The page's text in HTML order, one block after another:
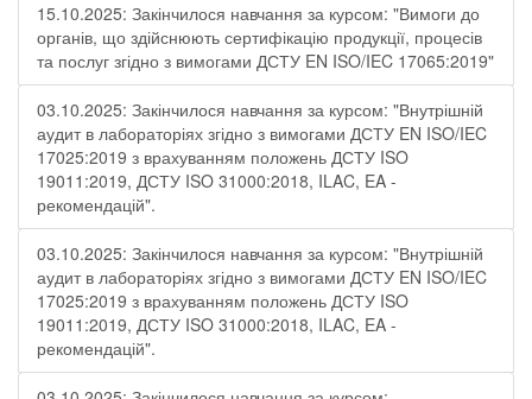
15.10.2025: Закінчилося навчання за курсом: "Вимоги до
органів, що здійснюють сертифікацію продукції, процесів
та послуг згідно з вимогами ДСТУ EN ISO/IEC 17065:2019"
03.10.2025: Закінчилося навчання за курсом: "Внутрішній
аудит в лабораторіях згідно з вимогами ДСТУ EN ISO/IEC
17025:2019 з врахуванням положень ДСТУ ISO
19011:2019, ДСТУ ISO 31000:2018, ILAC, EA -
рекомендацій".
03.10.2025: Закінчилося навчання за курсом: "Внутрішній
аудит в лабораторіях згідно з вимогами ДСТУ EN ISO/IEC
17025:2019 з врахуванням положень ДСТУ ISO
19011:2019, ДСТУ ISO 31000:2018, ILAC, EA -
рекомендацій".